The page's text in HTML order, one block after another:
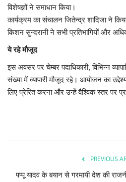
विशेषज्ञों ने समाधान किया।
कार्यक्रम का संचालन जितेन्द्र शादिजा ने
किशन सुन्दरानी ने सभी प्रतिभागियों और
ये रहे मौजूद
इस अवसर पर चेम्बर पदाधिकारी, विभिन्न
संख्या में व्यापारी मौजूद रहे। आयोजन का
लिए प्रेरित करना और उन्हें वैश्विक स्तर पर
PREVIOUS
पप्पू यादव के बयान से गरमायी देश की